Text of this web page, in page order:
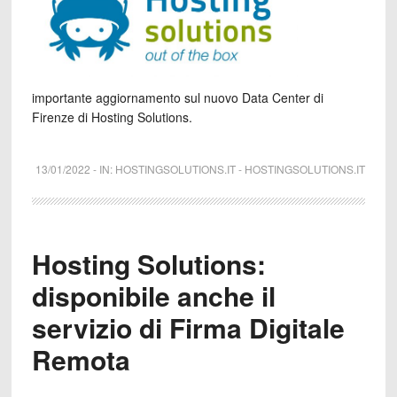
importante aggiornamento sul nuovo Data Center di
Firenze di Hosting Solutions.
13/01/2022 - IN: HOSTINGSOLUTIONS.IT- HOSTINGSOLUTIONS.IT
Hosting Solutions:
disponibile anche il
servizio di Firma Digitale
Remota